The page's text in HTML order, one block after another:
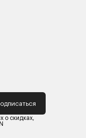
о скидках,